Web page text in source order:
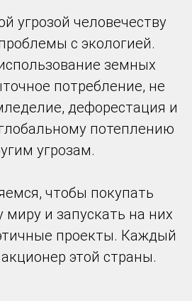
угрозой человечеству
с экологией.
земных
потребление, не
дефорестация и
потеплению
угрозам.
чтобы покупать
и запускать на них
проекты. Каждый
этой страны.